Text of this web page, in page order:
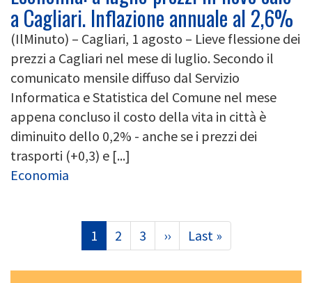
a Cagliari. Inflazione annuale al 2,6%
(IlMinuto) – Cagliari, 1 agosto – Lieve flessione dei
prezzi a Cagliari nel mese di luglio. Secondo il
comunicato mensile diffuso dal Servizio
Informatica e Statistica del Comune nel mese
appena concluso il costo della vita in città è
diminuito dello 0,2% - anche se i prezzi dei
trasporti (+0,3) e [...]
Economia
Pagina
attuale
1 Page
2 Page
3
Pagina
successiva
››
Ultima
pagina
Last »